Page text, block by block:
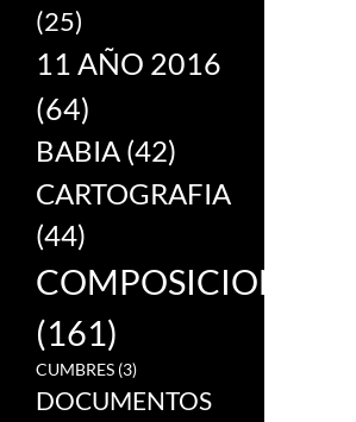
(25)
11 AÑO 2016
(64)
BABIA (42)
CARTOGRAFIA
(44)
COMPOSICIONES
(161)
CUMBRES (3)
DOCUMENTOS